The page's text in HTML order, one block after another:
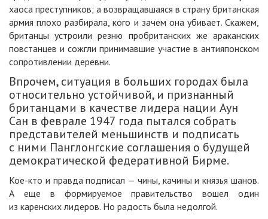
хаоса преступников; а возвращавшаяся в страну британская
армия плохо разбирала, кого и зачем она убивает. Скажем,
британцы устроили резню пробританских же араканских
повстанцев и сожгли принимавшие участие в антияпонском
сопротивлении деревни.
Впрочем, ситуация в больших городах была
относительно устойчивой, и признанный
британцами в качестве лидера нации Аун
Сан в феврале 1947 года пытался собрать
представителей меньшинств и подписать
с ними Панглонгские соглашения о будущей
демократической федеративной Бирме.
Кое-кто и правда подписал — чины, качины и князья шанов.
А еще в формируемое правительство вошел один
из каренских лидеров. Но радость была недолгой.